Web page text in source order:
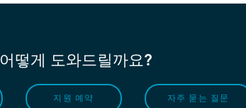
어떻게 도와드릴까요?
지원 예약 자주 묻는 질문